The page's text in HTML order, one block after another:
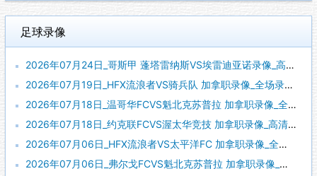
足球录像
2026年07月24日_哥斯甲 蓬塔雷纳斯VS埃雷迪亚诺录像_高清录像【全场回放】
2026年07月19日_HFX流浪者VS骑兵队 加拿职录像_全场录像【高清回放】
2026年07月18日_温哥华FCVS魁北克苏普拉 加拿职录像_全场录像【高清回放】
2026年07月18日_约克联FCVS渥太华竞技 加拿职录像_高清录像【全场回放】
2026年07月06日_HFX流浪者VS太平洋FC 加拿职录像_全场录像【视频集锦】
2026年07月06日_弗尔戈FCVS魁北克苏普拉 加拿职录像_高清录像【全场回放】